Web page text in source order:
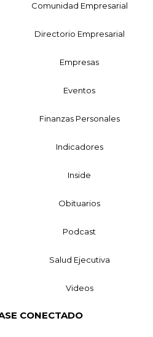
Comunidad Empresarial
Directorio Empresarial
Empresas
Eventos
Finanzas Personales
Indicadores
Inside
Obituarios
Podcast
Salud Ejecutiva
Videos
CONECTADO